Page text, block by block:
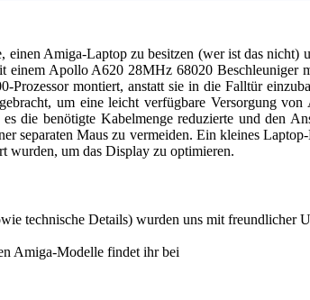
einen Amiga-Laptop zu besitzen (wer ist das
einem Apollo A620 28MHz 68020
Prozessor montiert, anstatt sie in die Falltür
um eine leicht verfügbare Versorgung
die benötigte Kabelmenge reduzierte und den
separaten Maus zu vermeiden. Ein kleines
wurden, um das Display zu optimieren.
technische Details) wurden uns mit
Amiga-Modelle findet ihr bei